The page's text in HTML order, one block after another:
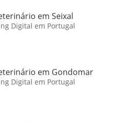
em Seixal
Digital em Portugal
em Gondomar
Digital em Portugal